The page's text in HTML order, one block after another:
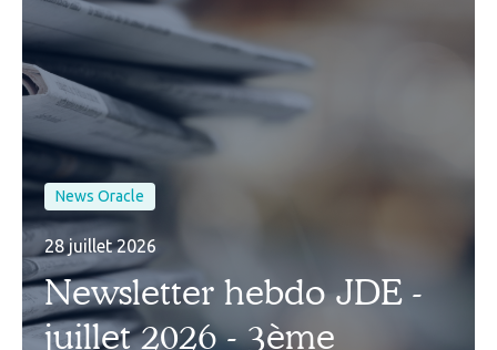
News Oracle
28 juillet 2026
Newsletter hebdo JDE -
juillet 2026 - 3ème